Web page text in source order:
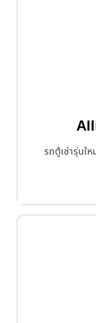
รถตู้เช่ารุ่นใ